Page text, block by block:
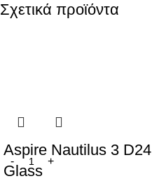
Σχετικά προϊόντα
Aspire Nautilus 3 D24
Glass